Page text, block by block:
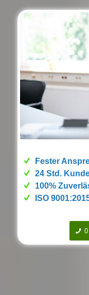
Fester
24 Std.
100%
ISO